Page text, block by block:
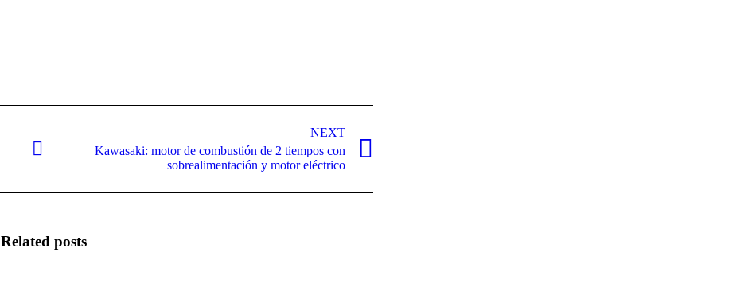
NEXT
NextKawasaki: motor de combustión de 2 tiempos con
sobrealimentación y motor eléctrico
Related posts